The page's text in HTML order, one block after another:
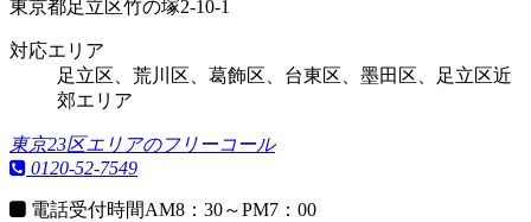
東京都足立区竹の塚2-10-1
対応エリア
足立区、荒川区、葛飾区、台東区、墨田区、足立区近
郊エリア
東京23区エリアのフリーコール
0120-52-7549
電話受付時間AM8：30～PM7：00